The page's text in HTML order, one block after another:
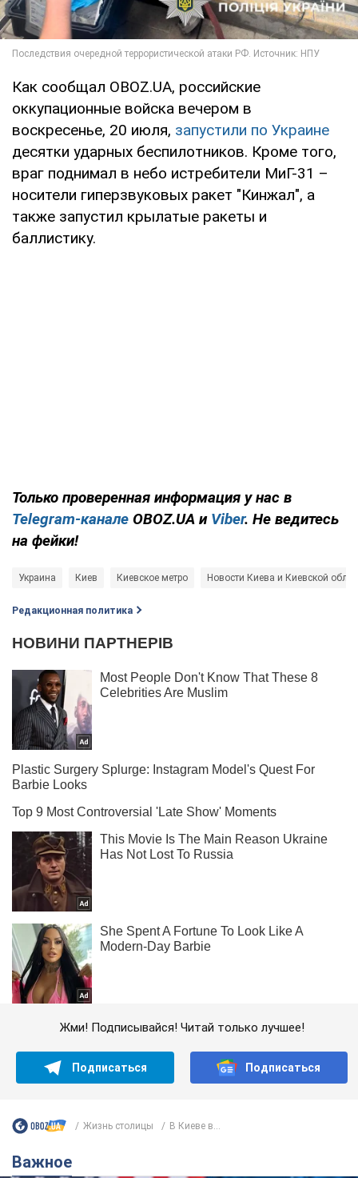
Как сообщал OBOZ.UA, российские
оккупационные войска вечером в
воскресенье, 20 июля, запустили по Украине
десятки ударных беспилотников. Кроме того,
враг поднимал в небо истребители МиГ-31 –
носители гиперзвуковых ракет "Кинжал", а
также запустил крылатые ракеты и
баллистику.
Только проверенная информация у нас в
Telegram-канале OBOZ.UA и Viber. Не ведитесь
на фейки!
Украина Киев Киевское метро Новости Киева и Киевской
Редакционная политика
Жми! Подписывайся! Читай только лучшее!
Подписаться Подписаться
Жизнь столицы В Киеве в...
Важное